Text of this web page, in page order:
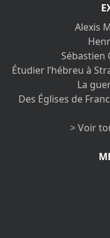
Alexis
Sébastien
Étudier l’hébreu à
La
Des Églises de
> Voir